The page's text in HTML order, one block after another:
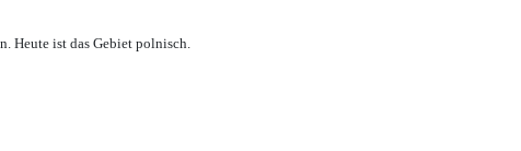
Heute ist das Gebiet polnisch.